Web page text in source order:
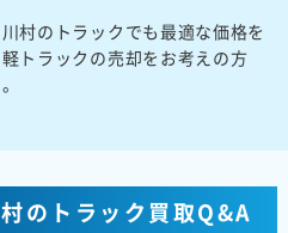
村のトラックでも最適な価格を
トラックの売却をお考えの方
のトラック買取Q&A